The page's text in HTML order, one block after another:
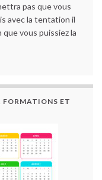
pas que vous
avec la tentation il
que vous puissiez la
FORMATIONS ET